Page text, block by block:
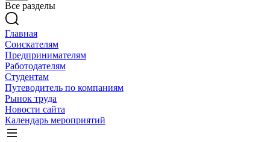
Все разделы
Главная
Соискателям
Предпринимателям
Работодателям
Студентам
Путеводитель по компаниям
Рынок труда
Новости сайта
Календарь мероприятий